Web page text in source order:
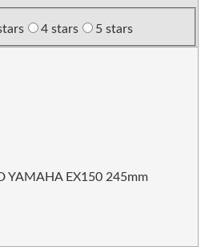
4 stars 5 stars
YAMAHA EX150 245mm